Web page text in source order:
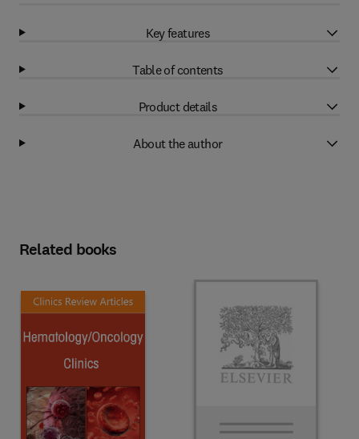
Key features
Table of contents
Product details
About the author
Related books